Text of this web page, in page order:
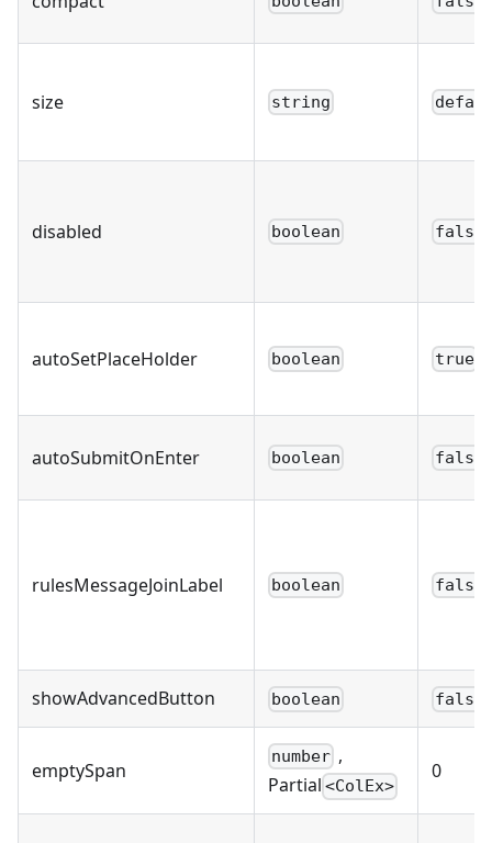
size string
disabled boolean false
autoSetPlaceHolder boolean true
autoSubmitOnEnter boolean false
rulesMessageJoinLabel boolean false
showAdvancedButton boolean false
emptySpan
number ,
Partial <ColEx>
0